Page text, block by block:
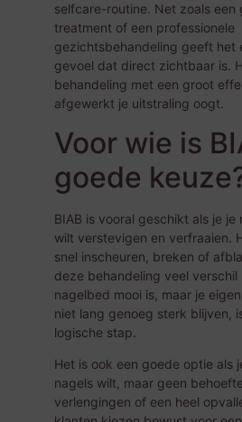
selfcare-routine. Net zoals een
treatment of een professionele
gezichtsbehandeling geeft het
gevoel dat direct zichtbaar is.
behandeling met een groot
afgewerkt je uitstraling oogt.
Voor wie is
goede
BIAB is vooral geschikt als je je
wilt verstevigen en verfraaien.
snel inscheuren, breken of
deze behandeling veel verschil
nagelbed mooi is, maar je
niet lang genoeg sterk blijven,
logische stap.
Het is ook een goede optie als
nagels wilt, maar geen
verlengingen of een heel